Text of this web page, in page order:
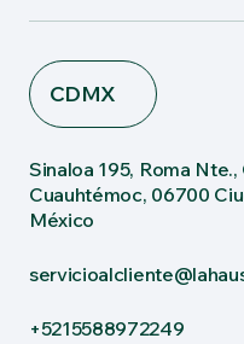
CDMX
Sinaloa 195, Roma
Cuauhtémoc, 06700
México
+5215588972249